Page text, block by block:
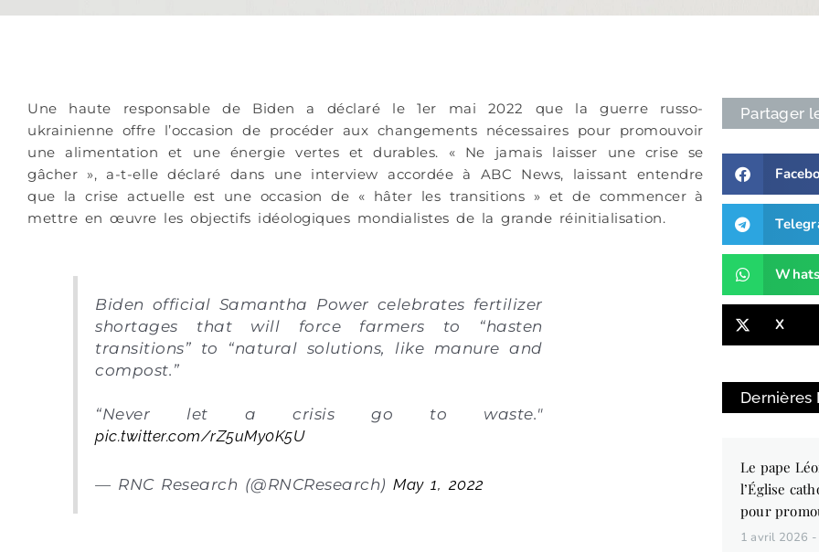
Une haute responsable de Biden a déclaré le 1er mai 2022 que la guerre russo-
ukrainienne offre l’occasion de procéder aux changements nécessaires pour promouvoir
une alimentation et une énergie vertes et durables. « Ne jamais laisser une crise se
gâcher », a-t-elle déclaré dans une interview accordée à ABC News, laissant entendre
que la crise actuelle est une occasion de « hâter les transitions » et de commencer à
mettre en œuvre les objectifs idéologiques mondialistes de la grande réinitialisation.
Biden official Samantha Power celebrates fertilizer
shortages that will force farmers to “hasten
transitions” to “natural solutions, like manure and
compost.”
“Never let a crisis go to waste."
pic.twitter.com/rZ5uMy0K5U
— RNC Research (@RNCResearch)May 1, 2022
Partager
X
Dernières
Le pape
l’Église
pour
1 avril 2026